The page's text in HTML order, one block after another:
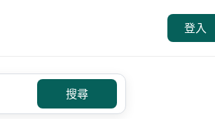
登入
搜尋